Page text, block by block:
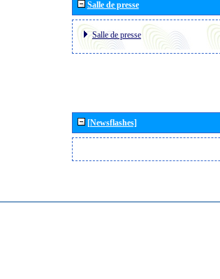
Salle de presse
Salle de presse
[Newsflashes]